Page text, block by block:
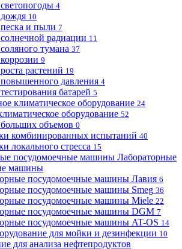
4
10
и пыли 7
радиации 11
тумана 37
9
растений 19
давления 4
батарей 5
климатическое оборудование 24
оборудование 52
объемов 0
комбинированных испытаний 40
локального стресса 15
Лабораторные
машины
посудомоечные машины Лавия 6
посудомоечные машины Smeg 36
посудомоечные машины Miele 22
посудомоечные машины DGM 7
посудомоечные машины AT-OS 14
для мойки и дезинфекции 10